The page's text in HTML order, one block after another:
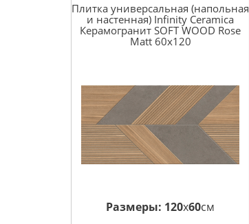
Плитка универсальная (напольная
и настенная) Infinity Ceramica
Керамогранит SOFT WOOD Rose
Matt 60x120
Размеры: 120x60см